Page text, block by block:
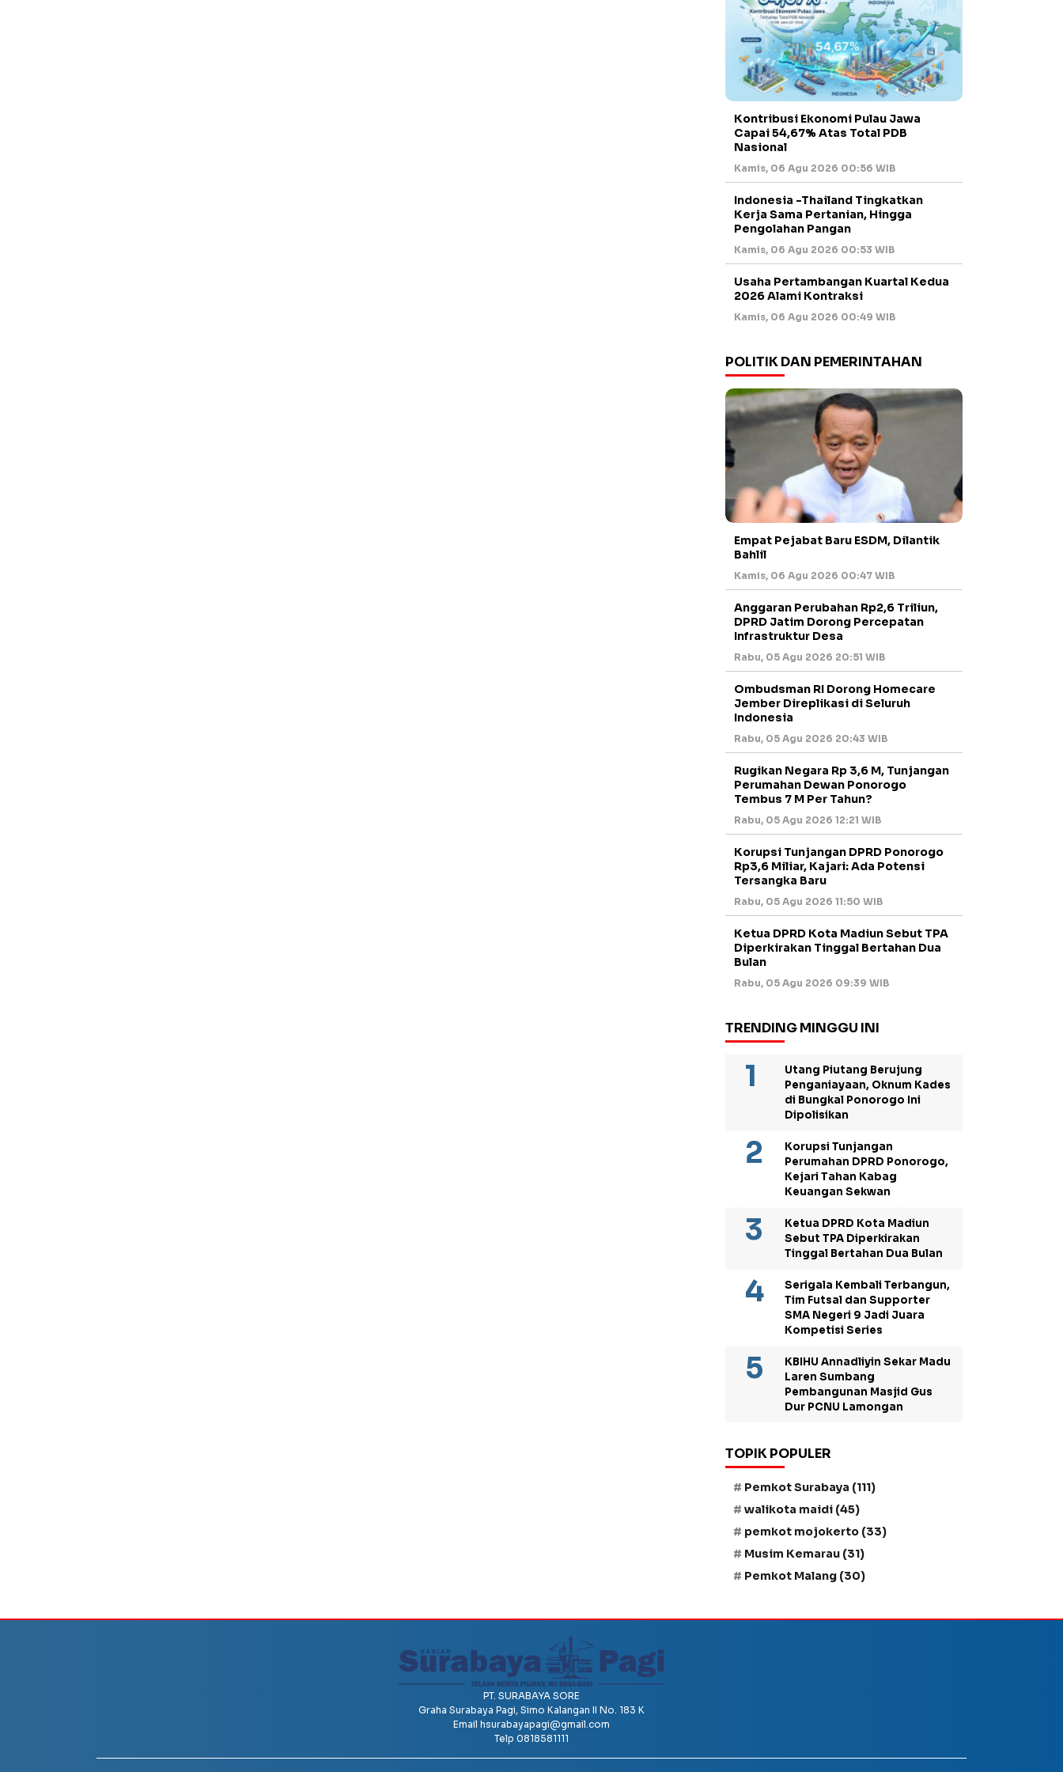
Kontribusi Ekonomi Pulau Jawa
Capai 54,67% Atas Total PDB
Nasional
Kamis, 06 Agu 2026 00:56 WIB
Indonesia -Thailand Tingkatkan
Kerja Sama Pertanian, Hingga
Pengolahan Pangan
Kamis, 06 Agu 2026 00:53 WIB
Usaha Pertambangan Kuartal Kedua
2026 Alami Kontraksi
Kamis, 06 Agu 2026 00:49 WIB
POLITIK DAN PEMERINTAHAN
Empat Pejabat Baru ESDM, Dilantik
Bahlil
Kamis, 06 Agu 2026 00:47 WIB
Anggaran Perubahan Rp2,6 Triliun,
DPRD Jatim Dorong Percepatan
Infrastruktur Desa
Rabu, 05 Agu 2026 20:51 WIB
Ombudsman RI Dorong Homecare
Jember Direplikasi di Seluruh
Indonesia
Rabu, 05 Agu 2026 20:43 WIB
Rugikan Negara Rp 3,6 M, Tunjangan
Perumahan Dewan Ponorogo
Tembus 7 M Per Tahun?
Rabu, 05 Agu 2026 12:21 WIB
Korupsi Tunjangan DPRD Ponorogo
Rp3,6 Miliar, Kajari: Ada Potensi
Tersangka Baru
Rabu, 05 Agu 2026 11:50 WIB
Ketua DPRD Kota Madiun Sebut TPA
Diperkirakan Tinggal Bertahan Dua
Bulan
Rabu, 05 Agu 2026 09:39 WIB
TRENDING MINGGU INI
Utang Piutang Berujung
Penganiayaan, Oknum Kades
di Bungkal Ponorogo Ini
Dipolisikan
Korupsi Tunjangan
Perumahan DPRD Ponorogo,
Kejari Tahan Kabag
Keuangan Sekwan
Ketua DPRD Kota Madiun
Sebut TPA Diperkirakan
Tinggal Bertahan Dua Bulan
Serigala Kembali Terbangun,
Tim Futsal dan Supporter
SMA Negeri 9 Jadi Juara
Kompetisi Series
KBIHU Annadliyin Sekar Madu
Laren Sumbang
Pembangunan Masjid Gus
Dur PCNU Lamongan
TOPIK POPULER
Pemkot Surabaya (111)
walikota maidi (45)
pemkot mojokerto (33)
Musim Kemarau (31)
Pemkot Malang (30)
PT. SURABAYA SORE
Graha Surabaya Pagi, Simo Kalangan II No. 183 K
Email hsurabayapagi@gmail.com
Telp 0818581111